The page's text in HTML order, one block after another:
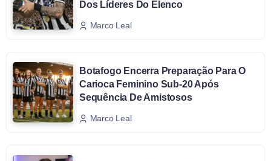
Dos Líderes Do Elenco
Marco Leal
Botafogo Encerra Preparação Para O
Carioca Feminino Sub-20 Após
Sequência De Amistosos
Marco Leal